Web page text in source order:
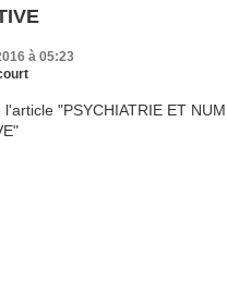
à 05:23